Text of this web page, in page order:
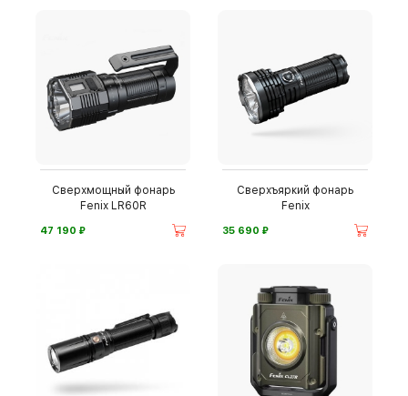
Сверхмощный фонарь
Fenix LR60R
47 190 ⃏
Сверхъяркий фонарь
Fenix
35 690 ⃏